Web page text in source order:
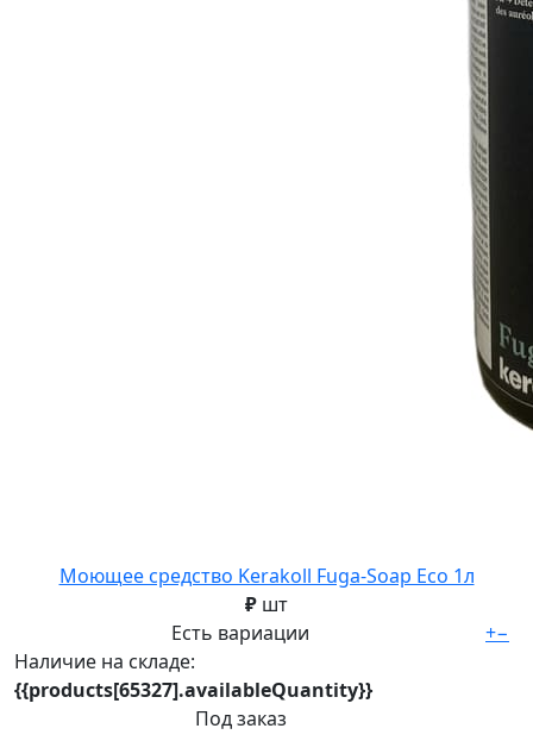
Моющее средство Kerakoll Fuga-Soap Eco 1л
₽ шт
Есть вариации
Наличие на складе:
{{products[65327].availableQuantity}}
Под заказ
+−